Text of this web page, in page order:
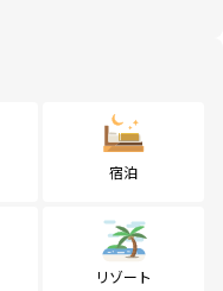
宿泊
リゾート